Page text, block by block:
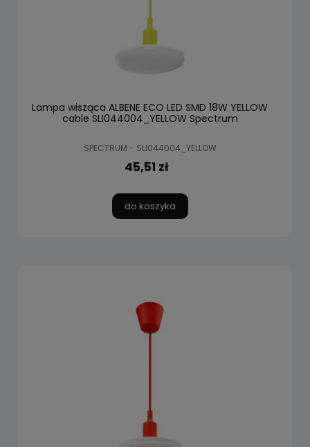
Lampa wisząca ALBENE ECO LED SMD 18W YELLOW
cable SLI044004_YELLOW Spectrum
SPECTRUM - SLI044004_YELLOW
45,51 zł
do koszyka